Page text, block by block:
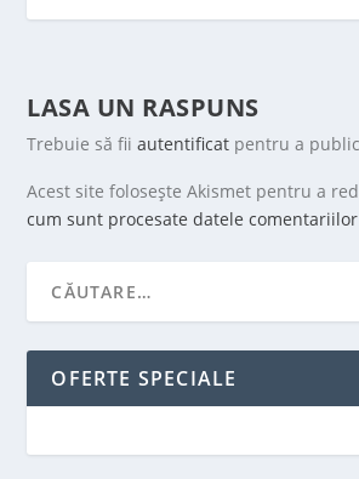
LASA UN RASPUNS
Trebuie să fiiautentificat pentru a
Acest site folosește Akismet pentru a
cum sunt procesate datele
OFERTE SPECIALE